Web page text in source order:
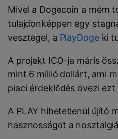
Mivel a Dogecoin a mém
tulajdonképpen egy
vesztegel, a PlayDogeki
A projekt ICO-ja máris
mint 6 millió dollárt, ami
piaci érdeklődés övezi ezt
A PLAY hihetetlenül újító
hasznosságot a